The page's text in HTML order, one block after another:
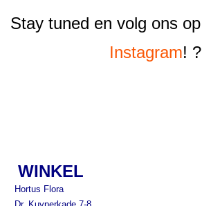
Stay tuned en volg ons op
Instagram! ?
WINKEL
Hortus Flora